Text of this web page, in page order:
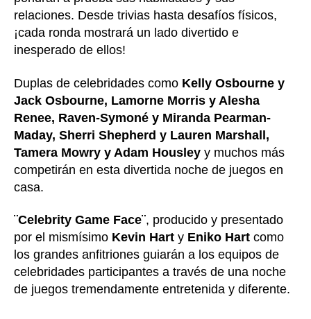
relaciones. Desde trivias hasta desafíos físicos,
¡cada ronda mostrará un lado divertido e
inesperado de ellos!
Duplas de celebridades como Kelly Osbourne y
Jack Osbourne, Lamorne Morris y Alesha
Renee, Raven-Symoné y Miranda Pearman-
Maday, Sherri Shepherd y Lauren Marshall,
Tamera Mowry y Adam Housley y muchos más
competirán en esta divertida noche de juegos en
casa.
¨Celebrity Game Face¨, producido y presentado
por el mismísimo Kevin Hart y Eniko Hart como
los grandes anfitriones guiarán a los equipos de
celebridades participantes a través de una noche
de juegos tremendamente entretenida y diferente.